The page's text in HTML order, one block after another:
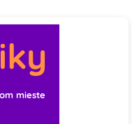
mieste